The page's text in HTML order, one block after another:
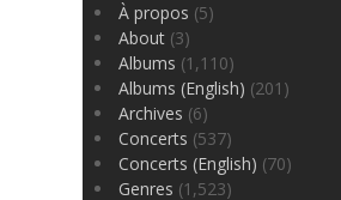
À propos (5)
About (3)
Albums (1,110)
Albums (English) (201)
Archives (6)
Concerts (537)
Concerts (English) (70)
Genres (1,523)